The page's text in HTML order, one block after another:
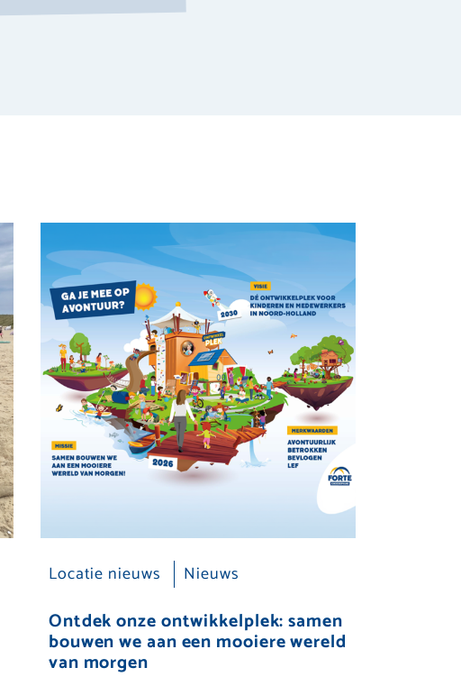
Locatie nieuws Nieuws
Ontdek onze ontwikkelplek: samen
bouwen we aan een mooiere wereld
van morgen